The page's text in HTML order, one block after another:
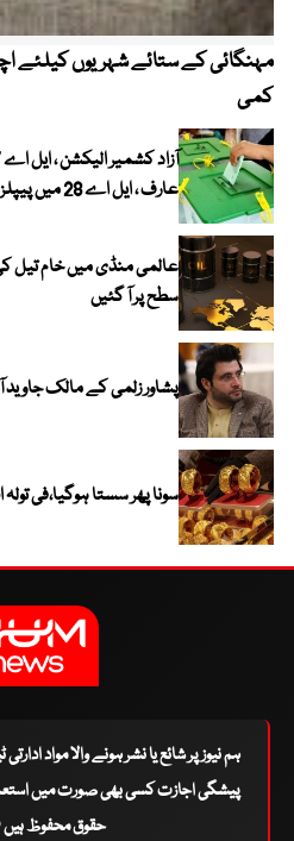
مہنگائی کے ستائے شہریوں کیلئے
کمی
عارف ، ایل اے 28 میں پیپلز پارٹی کے بازل نقوی کامیاب
عالمی منڈی میں خام تیل
سطح پر آ گئیں
پشاور زلمی کے مالک جاوید
سونا پھر سستا ہوگیا،فی
ہم نیوز پر شائع یا نشر ہونے والا مواد
پیشگی اجازت کسی بھی صورت میں
حقوق محفوظ ہیں ©